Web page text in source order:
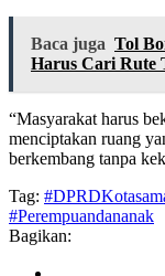
Baca juga Tol
Harus Cari Rute
“Masyarakat harus
menciptakan ruang
berkembang tanpa
Tag:
#Perempuandananak
Bagikan: